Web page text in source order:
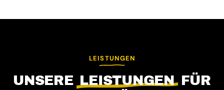
LEISTUNGEN
UNSERE LEISTUNGENFÜR